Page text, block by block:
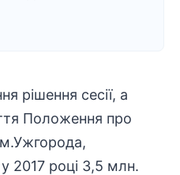
рішення сесії, а
Положення про
2017 році 3,5 млн.